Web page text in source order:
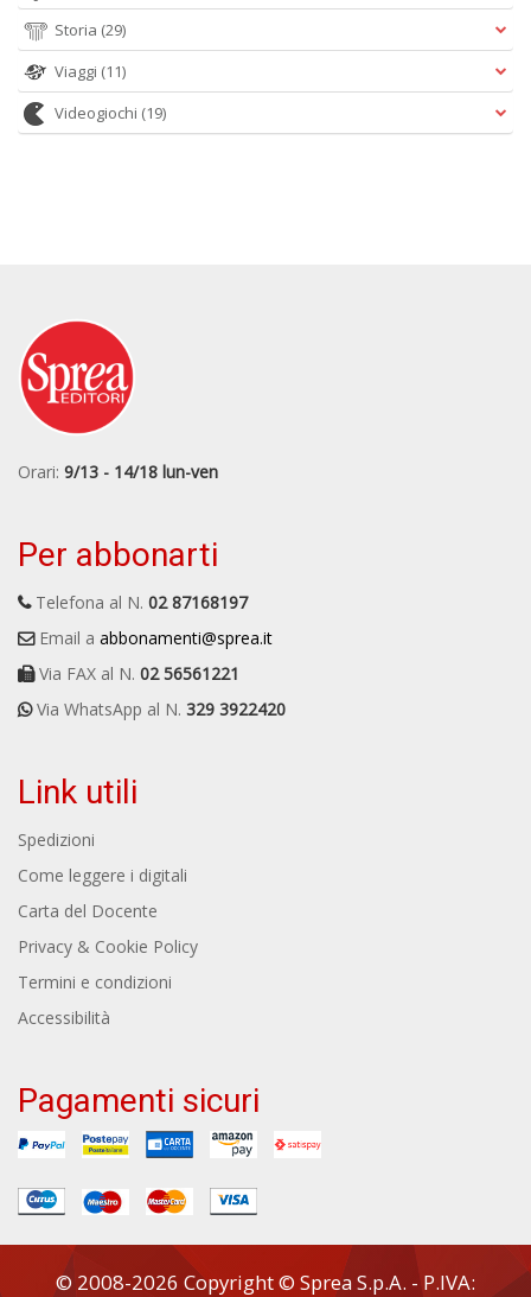
Storia (29)
Viaggi (11)
Videogiochi (19)
Orari: 9/13 - 14/18 lun-ven
Per abbonarti
Telefona al N. 02 87168197
Email a abbonamenti@sprea.it
Via FAX al N. 02 56561221
Via WhatsApp al N. 329 3922420
Link utili
Spedizioni
Come leggere i digitali
Carta del Docente
Privacy & Cookie Policy
Termini e condizioni
Accessibilità
Pagamenti sicuri
© 2008-2026 Copyright © Sprea S.p.A. - P.IVA: